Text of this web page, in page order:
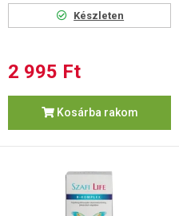
Készleten
2 995 Ft
Kosárba rakom